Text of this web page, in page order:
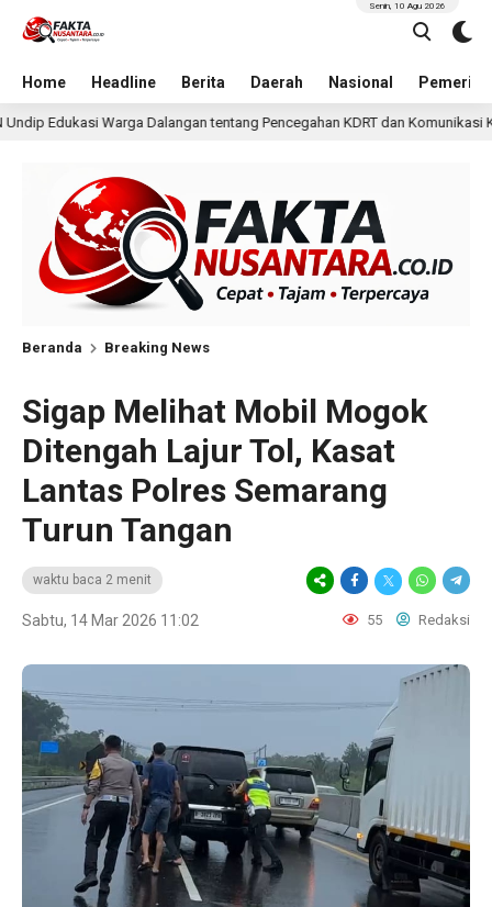
Home Headline Berita Daerah Nasional
Senin, 10 Agu 2026
tentang Pencegahan KDRT dan Komunikasi Keluarga 2 hari lalu
Beranda Breaking News
Sigap Melihat Mobil Mogok
Ditengah Lajur Tol, Kasat
Lantas Polres Semarang
Turun Tangan
waktu baca 2 menit
Sabtu, 14 Mar 2026 11:02 55 Redaksi